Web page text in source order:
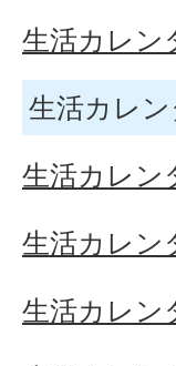
生活カレン
生活カレン
生活カレン
生活カレン
生活カレン